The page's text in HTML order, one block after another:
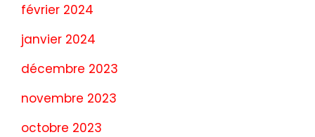
février 2024
janvier 2024
décembre 2023
novembre 2023
octobre 2023